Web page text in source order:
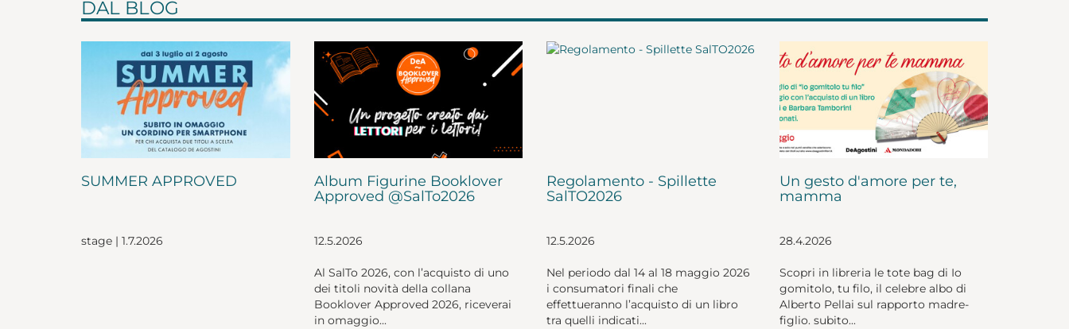
DAL BLOG
SUMMER APPROVED
stage | 1.7.2026
Album Figurine Booklover
Approved @SalTo2026
12.5.2026
Al SalTo 2026, con l’acquisto di uno
dei titoli novità della collana
Booklover Approved 2026, riceverai
in omaggio...
Regolamento - Spillette
SalTO2026
12.5.2026
Nel periodo dal 14 al 18 maggio 2026
i consumatori finali che
effettueranno l’acquisto di un libro
tra quelli indicati...
Un gesto d'amore per te,
mamma
28.4.2026
Scopri in libreria le tote bag di Io
gomitolo, tu filo, il celebre albo di
Alberto Pellai sul rapporto madre-
figlio. subito...